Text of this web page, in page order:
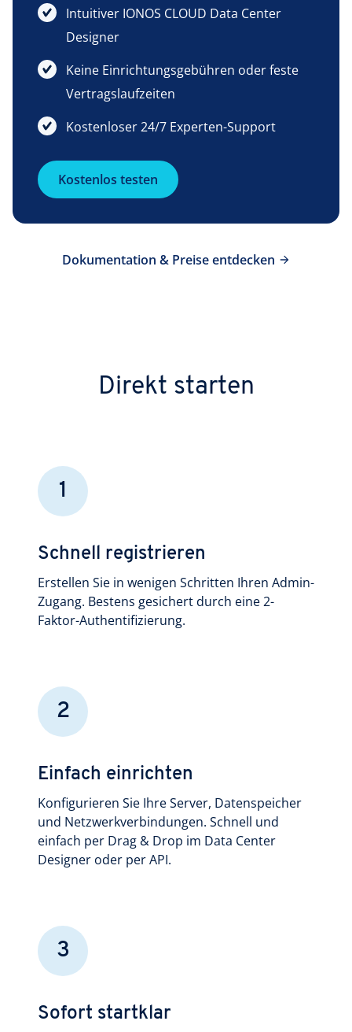
Intuitiver IONOS CLOUD Data Center
Designer
Keine Einrichtungsgebühren oder feste
Vertragslaufzeiten
Kostenloser 24/7 Experten-Support
Kostenlos testen
Dokumentation & Preise entdecken
Direkt starten
1
Schnell registrieren
Erstellen Sie in wenigen Schritten Ihren Admin-
Zugang. Bestens gesichert durch eine 2-
Faktor-Authentifizierung.
2
Einfach einrichten
Konfigurieren Sie Ihre Server, Datenspeicher
und Netz­werk­ver­bin­dun­gen. Schnell und
einfach per Drag & Drop im Data Center
Designer oder per API.
3
Sofort startklar